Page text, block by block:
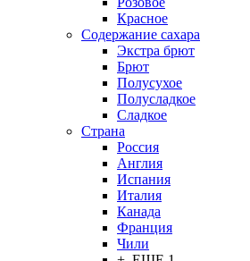
Красное
Содержание сахара
Экстра брют
Брют
Полусухое
Полусладкое
Сладкое
Страна
Россия
Англия
Испания
Италия
Канада
Франция
Чили